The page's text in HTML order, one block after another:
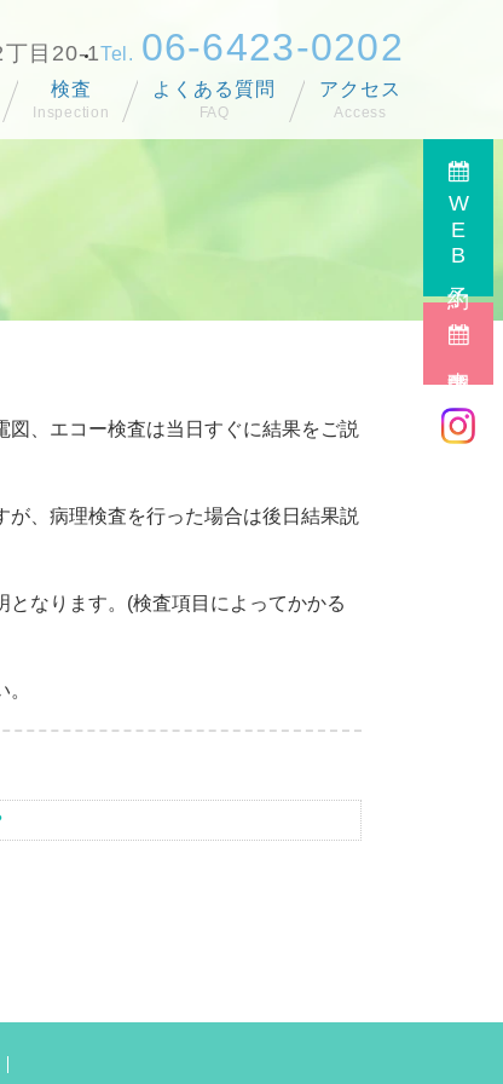
丁目20-1 06-6423-0202
検査 よくある質問 アクセス
WEB予約
、エコー検査は当日すぐに結果をご説
、病理検査を行った場合は後日結果説
なります。(検査項目によってかかる